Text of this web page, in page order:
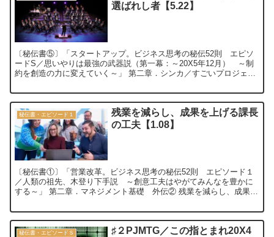
選ばれし者【5.22】
〔秘伝書⑤〕「スタートアップ。ビジネス思考の秘伝52則 エピソ
ードS／思いやりは最強の武器説（第一幕：～20X5年12月） ～制
約を創造の力に変えていく～」 第二章．シンカ／すごいプロジェク
秘伝書・エピソード１
残業を減らし、成果を上げる課長
の工夫【1.08】
〔秘伝書①〕「営業改革。ビジネス思考の秘伝52則 エピソード１
／人類の祖先、木登り下手説 ～創意工夫はやがてみんなを豊かに
する～」 第二章．マネジメント基礎 外伝② 残業を減らし、成果を
秘伝書・エピソードＳ
♯２PJMTG／この指とまれ20X4